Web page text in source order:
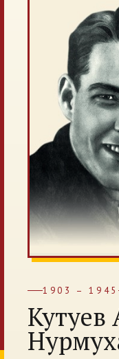
1903 – 1945
Кутуев